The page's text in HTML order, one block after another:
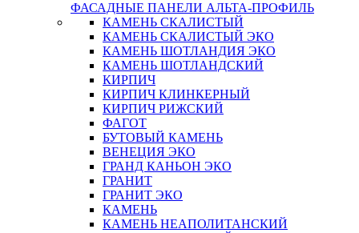
ФАСАДНЫЕ ПАНЕЛИ АЛЬТА-ПРОФИЛЬ
КАМЕНЬ СКАЛИСТЫЙ
КАМЕНЬ СКАЛИСТЫЙ ЭКО
КАМЕНЬ ШОТЛАНДИЯ ЭКО
КАМЕНЬ ШОТЛАНДСКИЙ
КИРПИЧ
КИРПИЧ КЛИНКЕРНЫЙ
КИРПИЧ РИЖСКИЙ
ФАГОТ
БУТОВЫЙ КАМЕНЬ
ВЕНЕЦИЯ ЭКО
ГРАНД КАНЬОН ЭКО
ГРАНИТ
ГРАНИТ ЭКО
КАМЕНЬ
КАМЕНЬ НЕАПОЛИТАНСКИЙ